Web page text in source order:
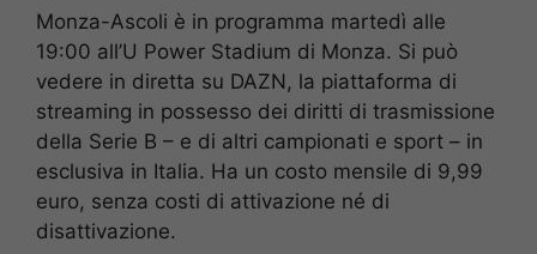
Monza-Ascoli è in programma martedì alle
19:00 all’U Power Stadium di Monza. Si può
vedere in diretta su DAZN, la piattaforma di
streaming in possesso dei diritti di trasmissione
della Serie B – e di altri campionati e sport – in
esclusiva in Italia. Ha un costo mensile di 9,99
euro, senza costi di attivazione né di
disattivazione.